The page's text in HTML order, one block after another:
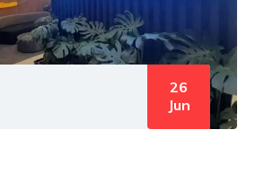
26
Jun